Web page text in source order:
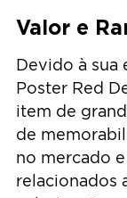
Valor e
Devido à sua
Poster Red
item de
de
no mercado
relacionados